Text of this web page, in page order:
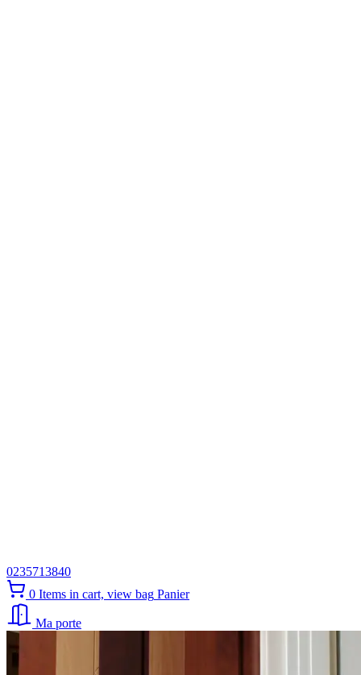
0235713840
0 Items in cart, view bag Panier
Ma porte